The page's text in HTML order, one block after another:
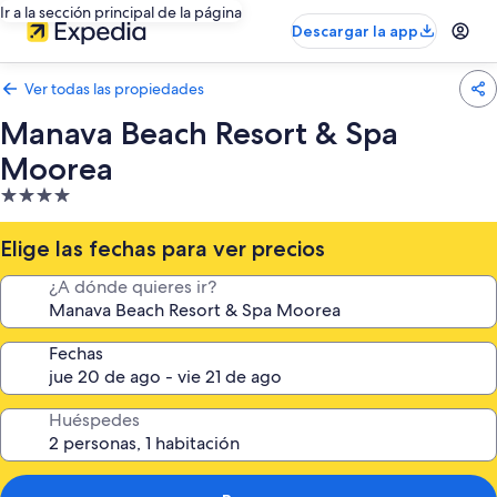
Ir a la sección principal de la página
Descargar la app
Ver todas las propiedades
Manava Beach Resort & Spa
Moorea
Propiedad
de
4.0
estrellas
Elige las fechas para ver precios
¿A dónde quieres ir?
Fechas
Huéspedes